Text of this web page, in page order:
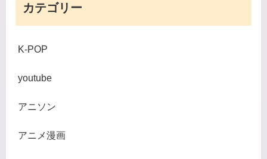
カテゴリー
K-POP
youtube
アニソン
アニメ漫画